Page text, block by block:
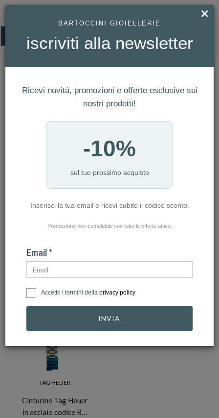
TAG HEUER
CATEGORIA: CASA
CATEGORIA: CINTURINI
CATEGORIA: PENNE E PELLETTERIA
CATEGORIA: SERVIZI
CATEGORIA: ACCESSORI
AZZERA FILTRI
NUMERO ARTICOLI:1
-30%
TAG HEUER
Cinturino Tag Heuer
in acciaio codice B…
×
BARTOCCINI GIOIELLERIE
iscriviti alla newsletter
Ricevi novità, promozioni e offerte esclusive sui
nostri prodotti!
-10%
sul tuo prossimo acquisto
Inserisci la tua email e ricevi subito il codice sconto.
Promozione non cumulabile con tutte le offerte attive.
Email *
Accetto i termini della privacy policy
INVIA